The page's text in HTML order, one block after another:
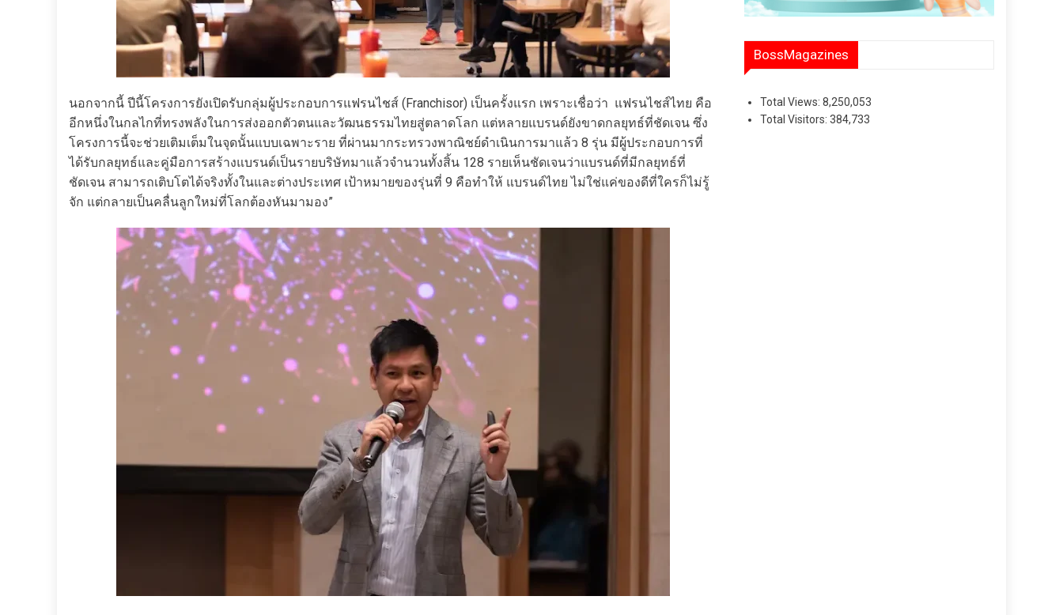
นอกจากนี้ ปีนี้โครงการยังเปิดรับกลุ่มผู้ประกอบการแฟรนไชส์ (Franchisor) เป็นครั้งแรก เพราะเชื่อว่า แฟรนไชส์ไทย คือ
อีกหนึ่งในกลไกที่ทรงพลังในการส่งออกตัวตนและวัฒนธรรมไทยสู่ตลาดโลก แต่หลายแบรนด์ยังขาดกลยุทธ์ที่ชัดเจน ซึ่ง
โครงการนี้จะช่วยเติมเต็มในจุดนั้นแบบเฉพาะราย ที่ผ่านมากระทรวงพาณิชย์ดำเนินการมาแล้ว 8 รุ่น มีผู้ประกอบการที่
ได้รับกลยุทธ์และคู่มือการสร้างแบรนด์เป็นรายบริษัทมาแล้วจำนวนทั้งสิ้น 128 รายเห็นชัดเจนว่าแบรนด์ที่มีกลยุทธ์ที่
ชัดเจน สามารถเติบโตได้จริงทั้งในและต่างประเทศ เป้าหมายของรุ่นที่ 9 คือทำให้ แบรนด์ไทย ไม่ใช่แค่ของดีที่ใครก็ไม่รู้
จัก แต่กลายเป็นคลื่นลูกใหม่ที่โลกต้องหันมามอง”
BossMagazines
Total Views:8,250,053
Total Visitors:384,733